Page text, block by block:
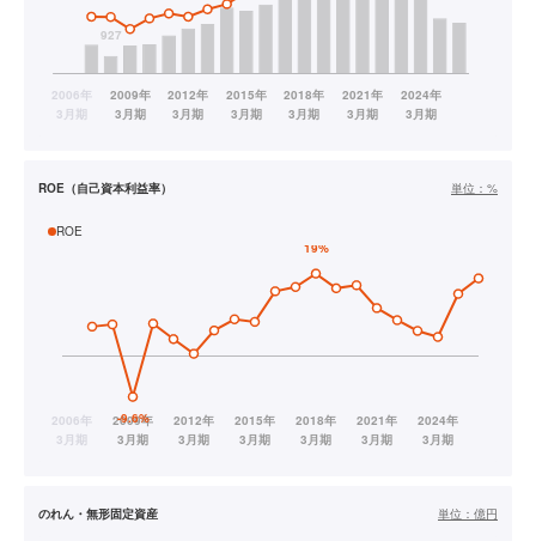
ROE（自己資本利益率） 単位： %
ROE
のれん・無形固定資産 単位： 億円